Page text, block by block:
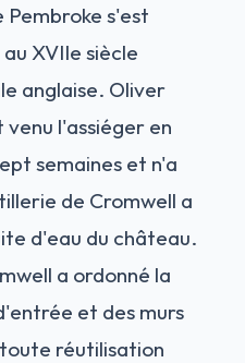
s'est
XVIIe siècle
anglaise. Oliver
l'assiéger en
semaines et n'a
de Cromwell a
d'eau du château.
a ordonné la
et des murs
réutilisation